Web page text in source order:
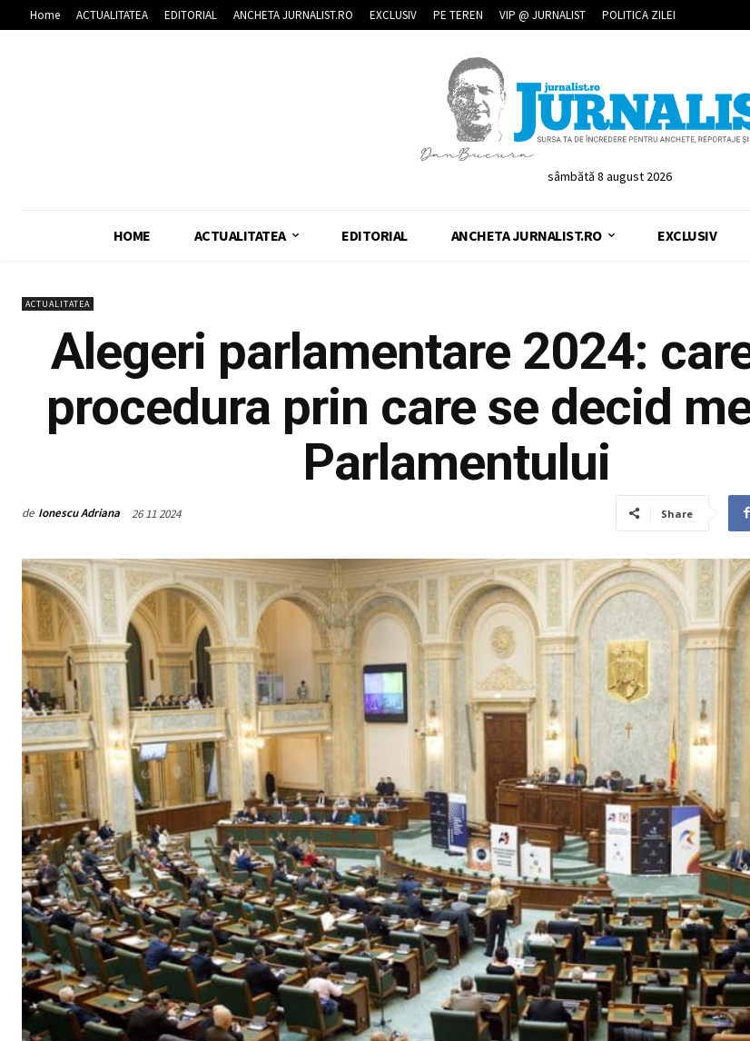
Home ACTUALITATEA EDITORIAL ANCHETA JURNALIST.RO EXCLUSIV PE TEREN VIP @ JURNALIST POLITICA ZILEI
sâmbătă 8 august 2026
HOME ACTUALITATEA EDITORIAL ANCHETA JURNALIST.RO EXCLUSIV
ACTUALITATEA
Alegeri parlamentare 2024:
procedura prin care se decid
Parlamentului
de Ionescu Adriana 26 11 2024 Share